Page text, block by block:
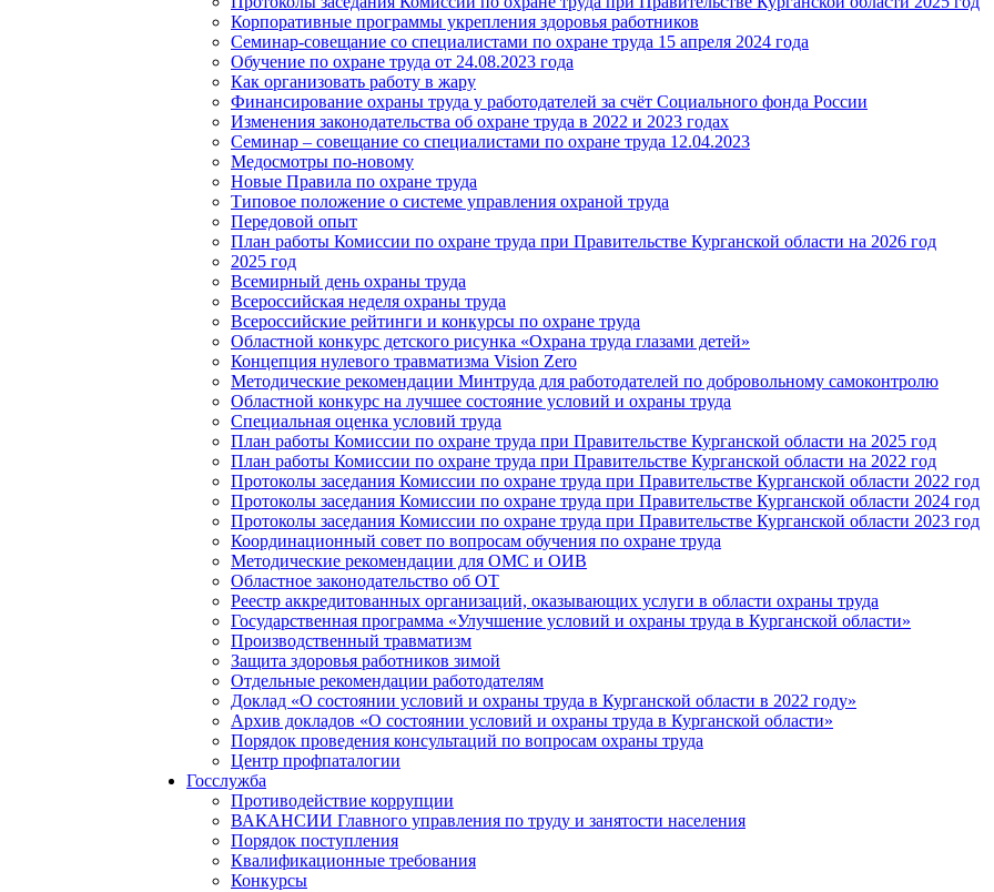
Корпоративные программы укрепления здоровья работников
Семинар-совещание со специалистами по охране труда 15 апреля 2024 года
Обучение по охране труда от 24.08.2023 года
Как организовать работу в жару
Финансирование охраны труда у работодателей за счёт Социального фонда России
Изменения законодательства об охране труда в 2022 и 2023 годах
Семинар – совещание со специалистами по охране труда 12.04.2023
Медосмотры по-новому
Новые Правила по охране труда
Типовое положение о системе управления охраной труда
Передовой опыт
План работы Комиссии по охране труда при Правительстве Курганской области на 2026 год
2025 год
Всемирный день охраны труда
Всероссийская неделя охраны труда
Всероссийские рейтинги и конкурсы по охране труда
Областной конкурс детского рисунка «Охрана труда глазами детей»
Концепция нулевого травматизма Vision Zero
Методические рекомендации Минтруда для работодателей по добровольному самоконтролю
Областной конкурс на лучшее состояние условий и охраны труда
Специальная оценка условий труда
План работы Комиссии по охране труда при Правительстве Курганской области на 2025 год
План работы Комиссии по охране труда при Правительстве Курганской области на 2022 год
Протоколы заседания Комиссии по охране труда при Правительстве Курганской области 2022 год
Протоколы заседания Комиссии по охране труда при Правительстве Курганской области 2024 год
Протоколы заседания Комиссии по охране труда при Правительстве Курганской области 2023 год
Координационный совет по вопросам обучения по охране труда
Методические рекомендации для ОМС и ОИВ
Областное законодательство об ОТ
Реестр аккредитованных организаций, оказывающих услуги в области охраны труда
Государственная программа «Улучшение условий и охраны труда в Курганской области»
Производственный травматизм
Защита здоровья работников зимой
Отдельные рекомендации работодателям
Доклад «О состоянии условий и охраны труда в Курганской области в 2022 году»
Архив докладов «О состоянии условий и охраны труда в Курганской области»
Порядок проведения консультаций по вопросам охраны труда
Центр профпаталогии
Госслужба
Противодействие коррупции
ВАКАНСИИ Главного управления по труду и занятости населения
Порядок поступления
Квалификационные требования
Конкурсы